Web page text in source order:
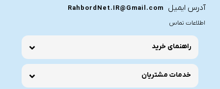
آدرس ایمیل
RahbordNet.IR@Gmail.com
اطلاعات تماس
راهنمای خرید
خدمات مشتریان